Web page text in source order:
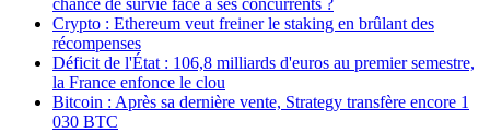
chance de survie face à ses concurrents ?
Crypto : Ethereum veut freiner le staking en brûlant des
récompenses
Déficit de l'État : 106,8 milliards d'euros au premier semestre,
la France enfonce le clou
Bitcoin : Après sa dernière vente, Strategy transfère encore 1
030 BTC